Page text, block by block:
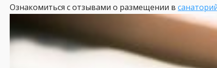
Ознакомиться с отзывами о размещении в